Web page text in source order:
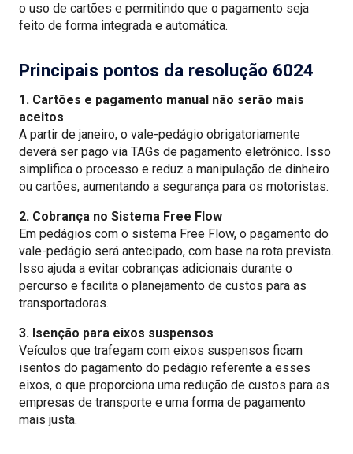
o uso de cartões e permitindo que o pagamento seja
feito de forma integrada e automática.
Principais pontos da resolução 6024
1. Cartões e pagamento manual não serão mais
aceitos
A partir de janeiro, o vale-pedágio obrigatoriamente
deverá ser pago via TAGs de pagamento eletrônico. Isso
simplifica o processo e reduz a manipulação de dinheiro
ou cartões, aumentando a segurança para os motoristas.
2. Cobrança no Sistema Free Flow
Em pedágios com o sistema Free Flow, o pagamento do
vale-pedágio será antecipado, com base na rota prevista.
Isso ajuda a evitar cobranças adicionais durante o
percurso e facilita o planejamento de custos para as
transportadoras.
3. Isenção para eixos suspensos
Veículos que trafegam com eixos suspensos ficam
isentos do pagamento do pedágio referente a esses
eixos, o que proporciona uma redução de custos para as
empresas de transporte e uma forma de pagamento
mais justa.